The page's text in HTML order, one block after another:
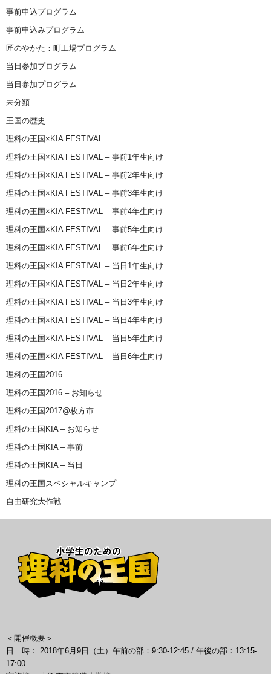
事前申込プログラム
事前申込みプログラム
匠のやかた：町工場プログラム
当日参加プログラム
当日参加プログラム
未分類
王国の歴史
理科の王国×KIA FESTIVAL
理科の王国×KIA FESTIVAL – 事前1年生向け
理科の王国×KIA FESTIVAL – 事前2年生向け
理科の王国×KIA FESTIVAL – 事前3年生向け
理科の王国×KIA FESTIVAL – 事前4年生向け
理科の王国×KIA FESTIVAL – 事前5年生向け
理科の王国×KIA FESTIVAL – 事前6年生向け
理科の王国×KIA FESTIVAL – 当日1年生向け
理科の王国×KIA FESTIVAL – 当日2年生向け
理科の王国×KIA FESTIVAL – 当日3年生向け
理科の王国×KIA FESTIVAL – 当日4年生向け
理科の王国×KIA FESTIVAL – 当日5年生向け
理科の王国×KIA FESTIVAL – 当日6年生向け
理科の王国2016
理科の王国2016 – お知らせ
理科の王国2017@枚方市
理科の王国KIA – お知らせ
理科の王国KIA – 事前
理科の王国KIA – 当日
理科の王国スペシャルキャンプ
自由研究大作戦
＜開催概要＞
日 時： 2018年6月9日（土）午前の部：9:30-12:45 / 午後の部：13:15-
17:00